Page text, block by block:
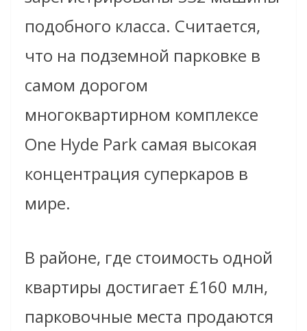
подобного класса. Считается,
что на подземной парковке в
самом дорогом
многоквартирном комплексе
One Hyde Park самая высокая
концентрация суперкаров в
мире.
В районе, где стоимость одной
квартиры достигает £160 млн,
парковочные места продаются